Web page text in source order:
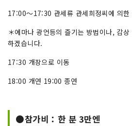
17:00～17:30 관세류 관세희정씨에 의한
＊에마나 광언등의 즐기는 방법이나, 감
하겠습니다.
17:30 개장으로 이동
18:00 개연 19:00 종연
●참가비：한 분 3만엔